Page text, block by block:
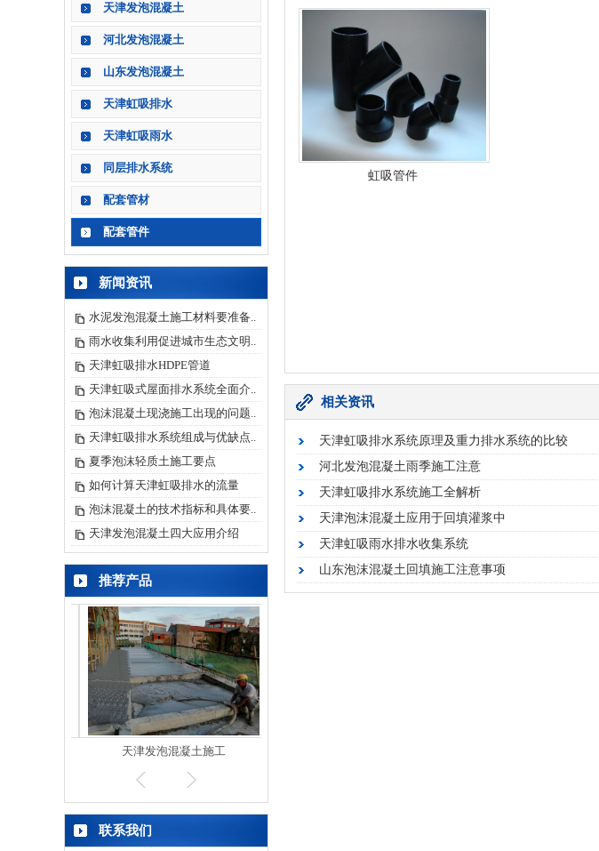
天津发泡混凝土
河北发泡混凝土
山东发泡混凝土
天津虹吸排水
天津虹吸雨水
同层排水系统
配套管材
配套管件
新闻资讯
水泥发泡混凝土施工材料要准备..
雨水收集利用促进城市生态文明..
天津虹吸排水HDPE管道
天津虹吸式屋面排水系统全面介..
泡沫混凝土现浇施工出现的问题..
天津虹吸排水系统组成与优缺点..
夏季泡沫轻质土施工要点
如何计算天津虹吸排水的流量
泡沫混凝土的技术指标和具体要..
天津发泡混凝土四大应用介绍
推荐产品
天津发泡混凝土施工
联系我们
虹吸管件
相关资讯
天津虹吸排水系统原理及重力排水系统的比较
河北发泡混凝土雨季施工注意
天津虹吸排水系统施工全解析
天津泡沫混凝土应用于回填灌浆中
天津虹吸雨水排水收集系统
山东泡沫混凝土回填施工注意事项